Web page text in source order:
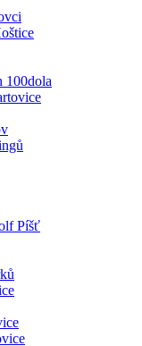
100dola
Píšť